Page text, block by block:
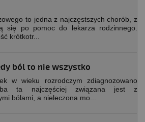
to jedna z najczęstszych chorób, z
się po pomoc do lekarza rodzinnego.
krótkotr...
ból to nie wszystko
w wieku rozrodczym zdiagnozowano
ta najczęściej związana jest z
bólami, a nieleczona mo...